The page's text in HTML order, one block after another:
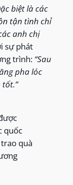
biệt là các
tận tình chỉ
anh chị
sự phát
trình: “Sau
pha lóc
quốc
quà